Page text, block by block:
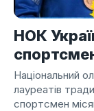
НОК
Національний
лауреатів
спортсмен